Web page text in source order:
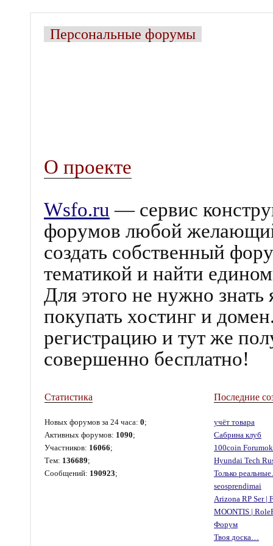
Персональные форумы
О проекте
Wsfo.ru — сервис
форумов любой
создать собственный
тематикой и найти
Для этого не нужно
покупать хостинг и
регистрацию и тут же
совершенно бесплатно!
Статистика
Новых форумов за 24 часа: 0;
Активных форумов: 1090;
Участников: 16066;
Тем: 136689;
Сообщений: 190923;
Последние
учёт товара
Сабрина клуб
100coin
Hyundai Tech
Только
seosprendimai
Arizona RP Ser |
MOONTIS |
Форум
Твоя доска…